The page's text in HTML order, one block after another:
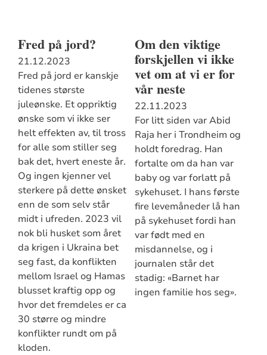
Fred på jord?
21.12.2023
Fred på jord er kanskje
tidenes største
juleønske. Et oppriktig
ønske som vi ikke ser
helt effekten av, til tross
for alle som stiller seg
bak det, hvert eneste år.
Og ingen kjenner vel
sterkere på dette ønsket
enn de som selv står
midt i ufreden. 2023 vil
nok bli husket som året
da krigen i Ukraina bet
seg fast, da konflikten
mellom Israel og Hamas
blusset kraftig opp og
hvor det fremdeles er ca
30 større og mindre
konflikter rundt om på
kloden.
Om den viktige
forskjellen vi ikke
vet om at vi er for
vår neste
22.11.2023
For litt siden var Abid
Raja her i Trondheim og
holdt foredrag. Han
fortalte om da han var
baby og var forlatt på
sykehuset. I hans første
fire levemåneder lå han
på sykehuset fordi han
var født med en
misdannelse, og i
journalen står det
stadig: «Barnet har
ingen familie hos seg».